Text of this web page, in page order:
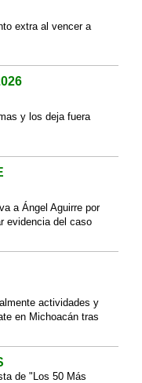
extra al vencer a
y los deja fuera
a Ángel Aguirre por
evidencia del caso
actividades y
en Michoacán tras
de "Los 50 Más